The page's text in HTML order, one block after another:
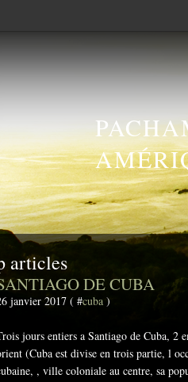
articles
DE CUBA
janvier 2017 ( #cuba )
jours entiers a Santiago de Cuba, 2
(Cuba est divise en trois partie, l
, ville coloniale au centre, sa